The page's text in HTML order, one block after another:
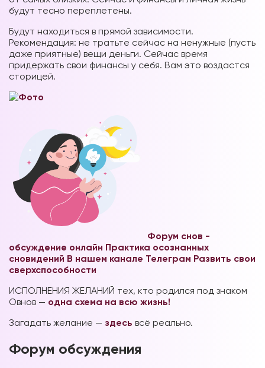
будут тесно переплетены.
Будут находиться в прямой зависимости.
Рекомендация: не тратьте сейчас на ненужные (пусть
даже приятные) вещи деньги. Сейчас время
придержать свои финансы у себя. Вам это воздастся
сторицей.
Форум снов -
обсуждение онлайн Практика осознанных
сновидений В нашем канале Телеграм Развить свои
сверхспособности
ИСПОЛНЕНИЯ ЖЕЛАНИЙ тех, кто родился под знаком
Овнов — одна схема на всю жизнь!
Загадать желание — здесь всё реально.
Форум обсуждения